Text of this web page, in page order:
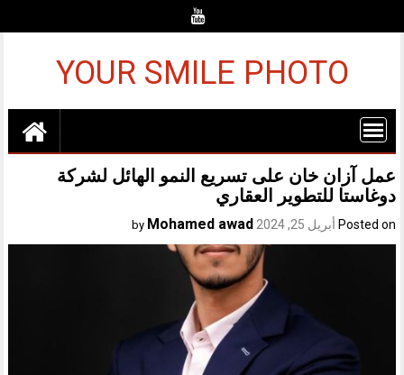
YOUR SMILE PHOTO
عمل آزان خان على تسريع النمو الهائل لشركة
دوغاستا للتطوير العقاري
Posted on أبريل 25, 2024 Mohamed awad